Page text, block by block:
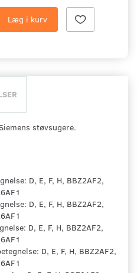
Læg i kurv
støvsugere.
D, E, F, H, BBZ2AF2,
D, E, F, H, BBZ2AF2,
D, E, F, H, BBZ2AF2,
D, E, F, H, BBZ2AF2,